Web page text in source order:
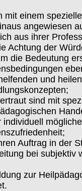
mit einem
angewiesen
aus ihrer
Achtung der
die Bedeutung
und
sind mit
individuell
Auftrag in der
bei subjektiv
zur